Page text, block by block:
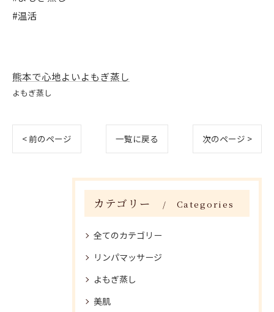
#温活
熊本で心地よいよもぎ蒸し
よもぎ蒸し
< 前のページ 一覧に戻る 次のページ >
カテゴリー Categories
全てのカテゴリー
リンパマッサージ
よもぎ蒸し
美肌